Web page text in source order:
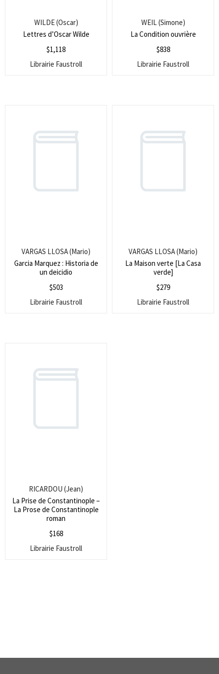
Lettres d’Oscar Wilde
WILDE (Oscar)
$1,118
Librairie Faustroll
La Condition ouvrière
WEIL (Simone)
$838
Librairie Faustroll
Garcia Marquez : Historia de
un deicidio
VARGAS LLOSA (Mario)
$503
Librairie Faustroll
La Maison verte [La Casa
verde]
VARGAS LLOSA (Mario)
$279
Librairie Faustroll
La Prise de Constantinople –
La Prose de Constantinople
roman
RICARDOU (Jean)
$168
Librairie Faustroll